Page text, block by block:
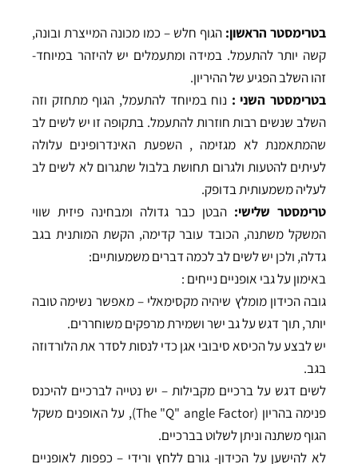
בטרימסטר הראשון: הגוף חלש – כמו מכונה המייצרת ובונה,
קשה יותר להתעמל. במידה ומתעמלים יש להיזהר במיוחד-
זהו השלב הפגיע של ההיריון.
בטרימסטר השני : נוח במיוחד להתעמל, הגוף מתחזק וזה
השלב שנשים רבות חוזרות להתעמל. בתקופה זו יש לשים לב
שהמתאמנת לא מגזימה , השפעת האינדרופינים עלולה
לעיתים להטעות ולגרום תחושת בלבול שתגרום לא לשים לב
לעליה משמעותית בדופק.
טרימסטר שלישי: הבטן כבר גדולה ומבחינה פיזית שווי
המשקל משתנה, הכובד עובר קדימה, הקשת המותנית בגב
גדלה, ולכן יש לשים לב לכמה דברים משמעותיים:
באימון על גבי אופניים נייחים :
גובה הכידון מומלץ שיהיה מקסימאלי – מאפשר נשימה טובה
יותר, תוך דגש על גב ישר ושמירת מרפקים משוחררים.
יש לבצע על הכיסא סיבובי אגן כדי לנסות לסדר את הלורדוזה
בגב.
לשים דגש על ברכיים מקבילות – יש נטייה לברכיים להיכנס
פנימה בהריון (The "Q" angle Factor), על האופנים משקל
הגוף משתנה וניתן לשלוט בברכיים.
לא להישען על הכידון- גורם ללחץ ורידי – כפפות לאופניים